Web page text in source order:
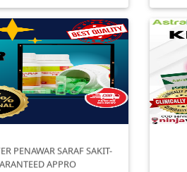
PENAWAR SARAF SAKIT-
APPRO